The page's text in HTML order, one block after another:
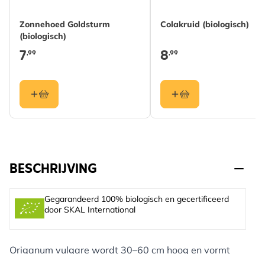
Zonnehoed Goldsturm
(biologisch)
7,99
Colakruid (biologisch)
8,99
BESCHRIJVING
Gegarandeerd 100% biologisch en gecertificeerd
door SKAL International
Origanum vulgare wordt 30–60 cm hoog en vormt